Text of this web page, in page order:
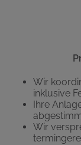
Wir
inklusive
Ihre
Wir